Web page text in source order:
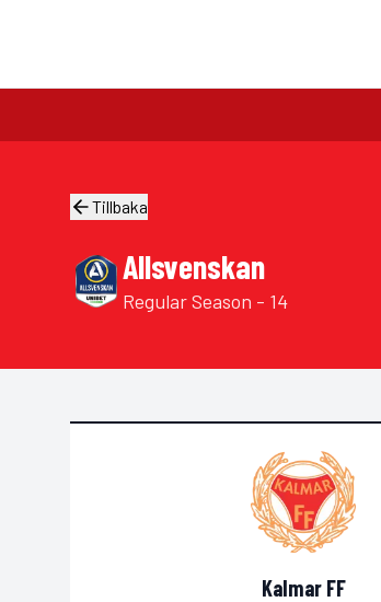
Tillbaka
Allsvenskan
Regular Season - 14
Kalmar FF